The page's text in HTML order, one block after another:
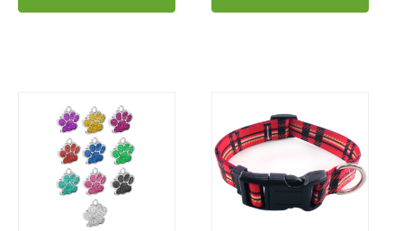
produs
produs
are
mai
multe
variații.